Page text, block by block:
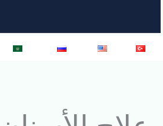
Türkçe
English